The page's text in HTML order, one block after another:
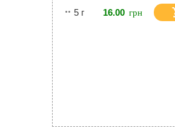
5 г 16.00